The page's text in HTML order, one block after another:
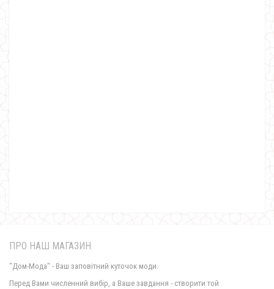
ПРО НАШ МАГАЗИН
"Дом-Мода" - Ваш заповітний куточок моди.
Перед Вами численний вибір, а Ваше завдання - створити той